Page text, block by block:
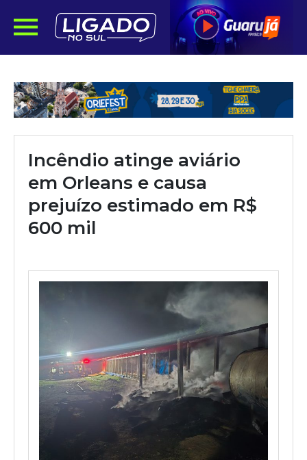
Incêndio atinge aviário
em Orleans e causa
prejuízo estimado em R$
600 mil